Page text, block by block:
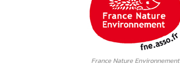
France Nature Environnement